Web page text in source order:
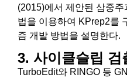
(2015)에서 제안된 삼중
법을 이용하여 KPrep2를
즘 개발 방법을 설명한다.
3. 사이클슬립 검
TurboEdit와 RINGO 등